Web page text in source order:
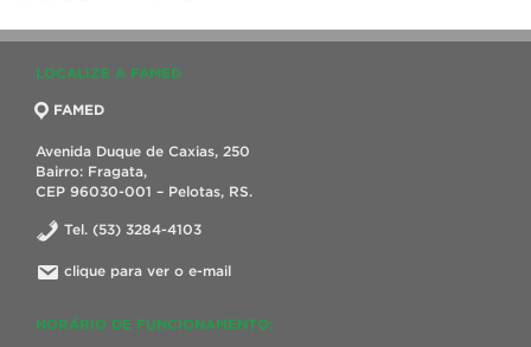
LOCALIZE A FAMED
FAMED
Avenida Duque de Caxias, 250
Bairro: Fragata,
CEP 96030-001 – Pelotas, RS.
Tel. (53) 3284-4103
clique para ver o e-mail
HORÁRIO DE FUNCIONAMENTO: